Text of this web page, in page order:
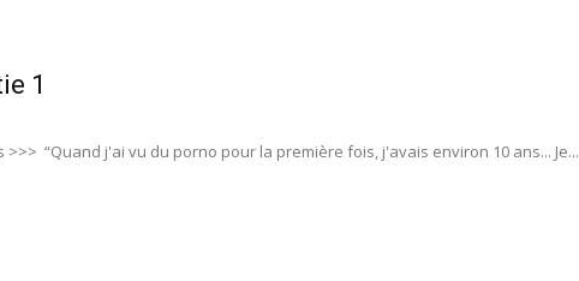
1
“Quand j'ai vu du porno pour la première fois, j'avais environ 10 ans... Je...